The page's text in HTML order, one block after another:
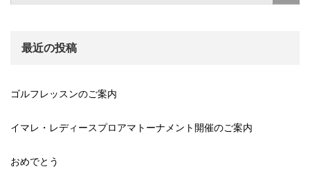
最近の投稿
ゴルフレッスンのご案内
イマレ・レディースプロアマトーナメント開催のご案内
おめでとう